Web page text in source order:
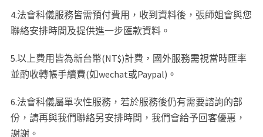
4.法會科儀服務皆需預付費用，收到資料後，張師姐會與您
聯絡安排時間及提供進一步匯款資料。
5.以上費用皆為新台幣(NT$)計費，國外服務需視當時匯率
並酌收轉帳手續費(如wechat或Paypal)。
6.法會科儀屬單次性服務，若於服務後仍有需要諮詢的部
份，請再與我們聯絡另安排時間，我們會給予回客優惠，
謝謝。